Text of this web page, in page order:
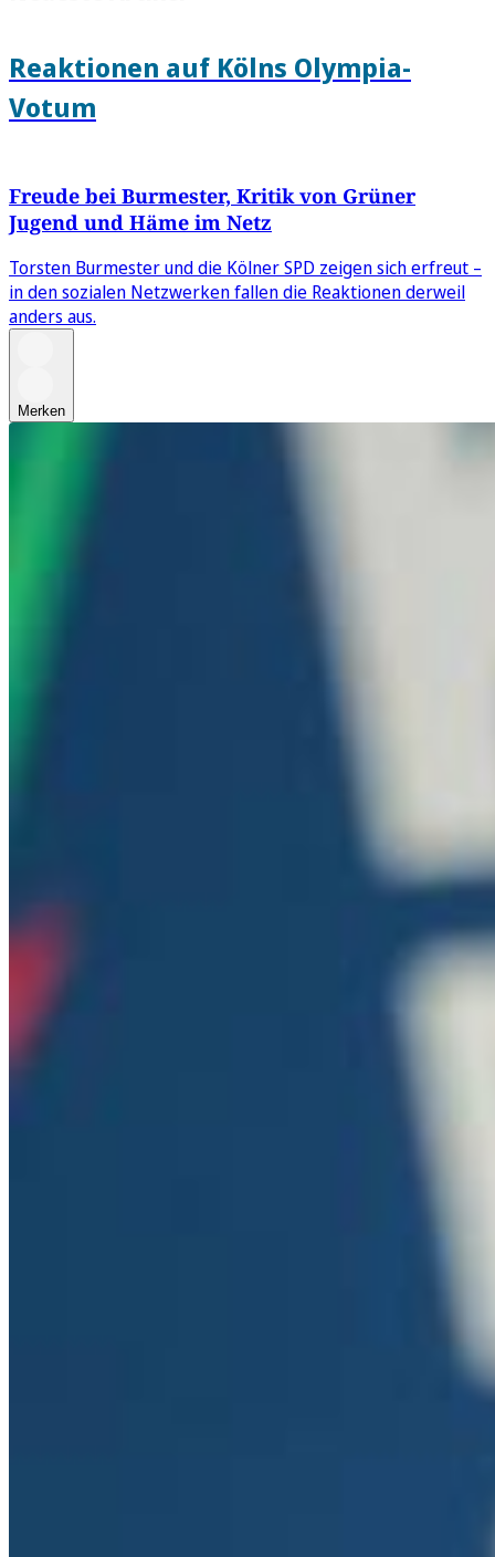
Reaktionen auf Kölns Olympia-
Votum
Freude bei Burmester, Kritik von Grüner
Jugend und Häme im Netz
Torsten Burmester und die Kölner SPD zeigen sich erfreut –
in den sozialen Netzwerken fallen die Reaktionen derweil
anders aus.
Merken